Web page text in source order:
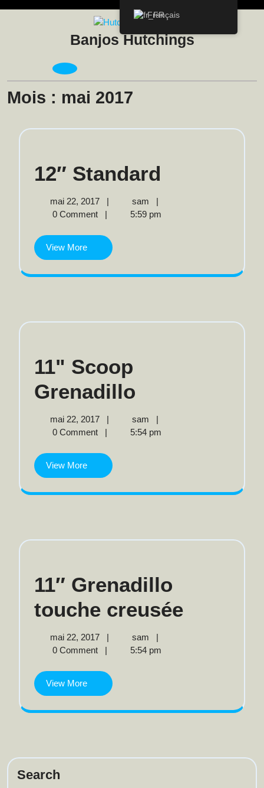
Banjos Hutchings
Open
Mois : mai 2017
12″ Standard
mai 22, 2017
mai
22,
| sam
12″
Standard
|
0 Comment
| 5:59 pm
View More
View
More
11" Scoop
Grenadillo
Scoop
Grenadillo
mai 22, 2017
mai
22,
| sam
11"
Scoop
|
0 Comment
| 5:54 pm
View More
View
More
11″ Grenadillo
touche creusée11″
mai 22, 2017
mai
22,
| sam
11″
Grenadillo
|
0 Comment
| 5:54 pm
View More
View
More
Search
Français